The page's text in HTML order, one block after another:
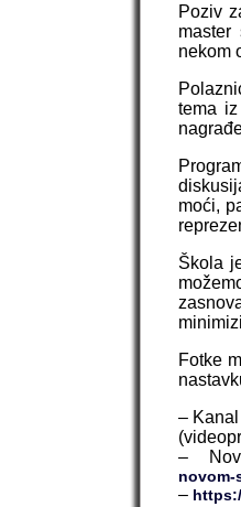
Poziv
master
nekom
tema
moći,
Škola
Fotke
– Kanal
–
novom-
–